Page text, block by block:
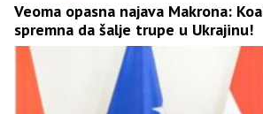
Veoma opasna najava Makrona:
spremna da šalje trupe u Ukrajinu!